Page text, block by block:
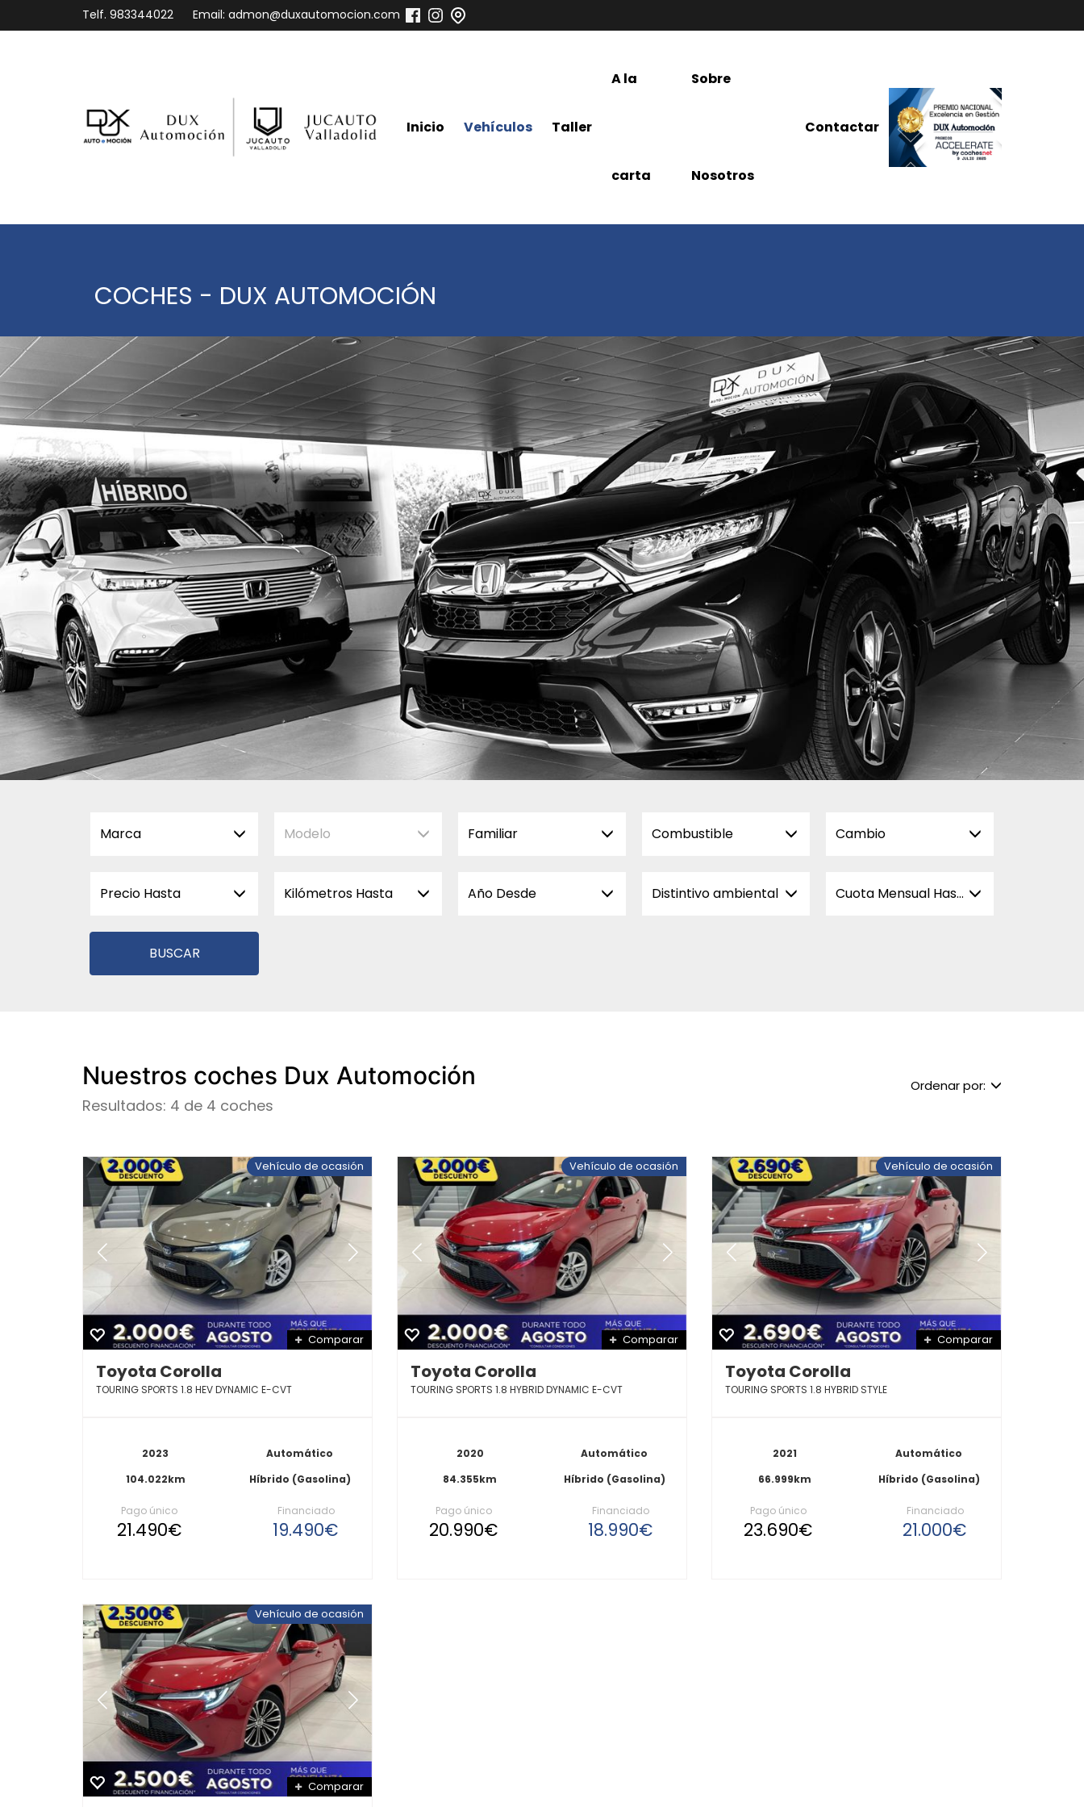
Telf. 983344022 Email: admon@duxautomocion.com
Inicio Vehículos Taller
A la
carta
Sobre
Nosotros
Contactar
COCHES - DUX AUTOMOCIÓN
Marca Modelo Familiar Combustible Cambio
Precio Hasta Kilómetros Hasta Año Desde Distintivo ambiental Cuota Mensual Hasta
BUSCAR
Nuestros coches Dux Automoción
Resultados: 4 de 4 coches
Ordenar por:
Vehículo de ocasión
Comparar
Toyota Corolla
TOURING SPORTS 1.8 HEV DYNAMIC E-CVT
2023
104.022km
Automático
Híbrido (Gasolina)
Pago único
21.490€
Financiado
19.490€
Vehículo de ocasión
Comparar
Toyota Corolla
TOURING SPORTS 1.8 HYBRID DYNAMIC E-CVT
2020
84.355km
Automático
Híbrido (Gasolina)
Pago único
20.990€
Financiado
18.990€
Vehículo de ocasión
Comparar
Toyota Corolla
TOURING SPORTS 1.8 HYBRID STYLE
2021
66.999km
Automático
Híbrido (Gasolina)
Pago único
23.690€
Financiado
21.000€
Vehículo de ocasión
Comparar